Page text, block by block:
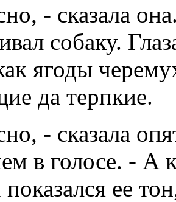
- сказала
собаку.
ягоды
да терпкие.
- сказала
в голосе. - А
ее